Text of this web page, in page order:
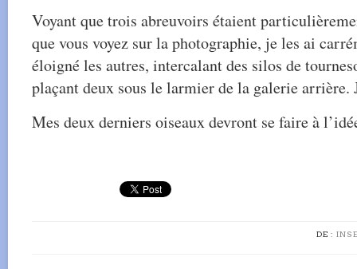
Voyant que trois abreuvoirs étaient
que vous voyez sur la photographie, je les ai
éloigné les autres, intercalant des silos de
plaçant deux sous le larmier de la galerie arrière.
Mes deux derniers oiseaux devront se faire à
DE :